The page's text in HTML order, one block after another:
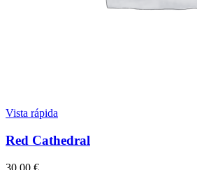
Vista rápida
Red Cathedral
30,00 €